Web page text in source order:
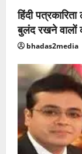
हिंदी
बुलंद रखने वालों
bhadas2media